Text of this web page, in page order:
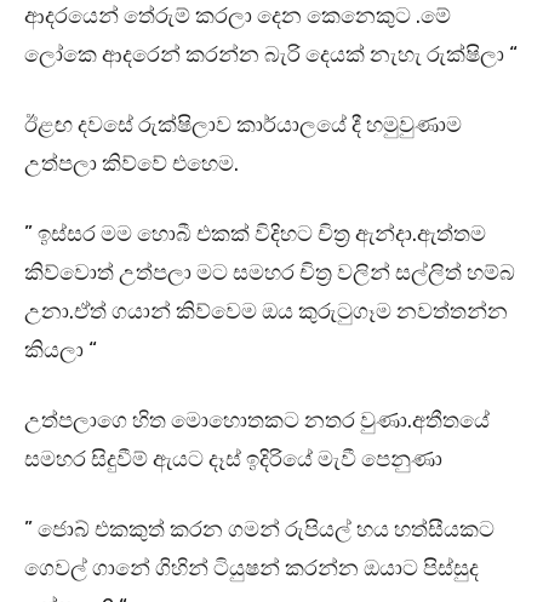
ආදරයෙන් තේරුම් කරලා දෙන කෙනෙකුට .මේ
ලෝකෙ ආදරෙන් කරන්න බැරි දෙයක් නැහැ රුක්ෂිලා “
ඊළඟ දවසේ රුක්ෂිලාව කාර්යාලයේ දී හමුවුණාම
උත්පලා කිව්වේ එහෙම.
” ඉස්සර මම හොබී එකක් විදිහට චිත්‍ර ඇන්දා.ඇත්තම
කිව්වොත් උත්පලා මට සමහර චිත්‍ර වලින් සල්ලිත් හම්බ
උනා.ඒත් ගයාන් කිව්වෙම ඔය කුරුටුගෑම නවත්තන්න
කියලා “
උත්පලාගෙ හිත මොහොතකට නතර වුණා.අතීතයේ
සමහර සිදුවීම් ඇයට දෑස් ඉදිරියේ මැවී පෙනුණා
” ජොබ් එකකුත් කරන ගමන් රුපියල් හය හත්සීයකට
ගෙවල් ගානේ ගිහින් ටියුෂන් කරන්න ඔයාට පිස්සුද